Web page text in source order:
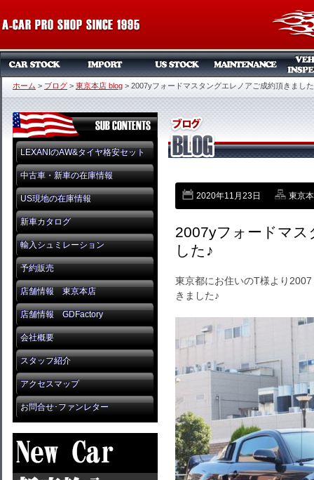
ホーム > ブログ > 東京本店 blog > 2007yフォードマスタングエレノアご成約頂きまし
LEXANIのAW&タイヤ格安セット
中古車・新車の在庫情報
US現地の在庫情報
新車カタログ
輸入シュミレーション
予約販売
店舗情報 東京本店
店舗情報 GDFactory
会社概要
スタッフ紹介
アクセスマップ
お問合せ･ファンレター
2020年11月23日 東京
2007yフォードマ
した♪
東京都にお住いのT様より
きました♪